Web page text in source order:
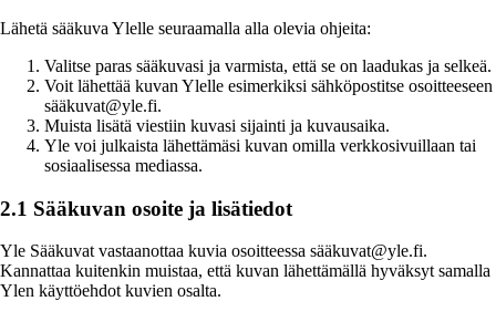
Lähetä sääkuva Ylelle seuraamalla alla olevia ohjeita:
Valitse paras sääkuvasi ja varmista, että se on laadukas ja selkeä.
Voit lähettää kuvan Ylelle esimerkiksi sähköpostitse osoitteeseen
sääkuvat@yle.fi.
Muista lisätä viestiin kuvasi sijainti ja kuvausaika.
Yle voi julkaista lähettämäsi kuvan omilla verkkosivuillaan tai
sosiaalisessa mediassa.
2.1 Sääkuvan osoite ja lisätiedot
Yle Sääkuvat vastaanottaa kuvia osoitteessa sääkuvat@yle.fi.
Kannattaa kuitenkin muistaa, että kuvan lähettämällä hyväksyt samalla
Ylen käyttöehdot kuvien osalta.